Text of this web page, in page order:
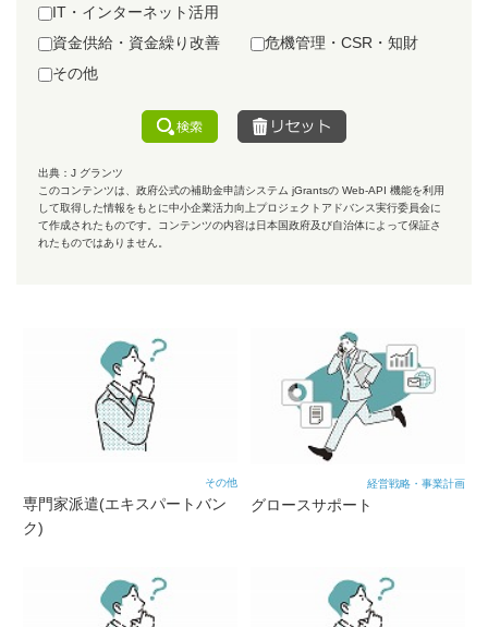
IT・インターネット活用
資金供給・資金繰り改善
危機管理・CSR・知財
その他
出典：J グランツ
このコンテンツは、政府公式の補助金申請システム jGrantsの Web-API 機能を利用
して取得した情報をもとに中小企業活力向上プロジェクトアドバンス実行委員会に
て作成されたものです。コンテンツの内容は日本国政府及び自治体によって保証さ
れたものではありません。
その他
専門家派遣(エキスパートバン
ク)
経営戦略・事業計画
グロースサポート